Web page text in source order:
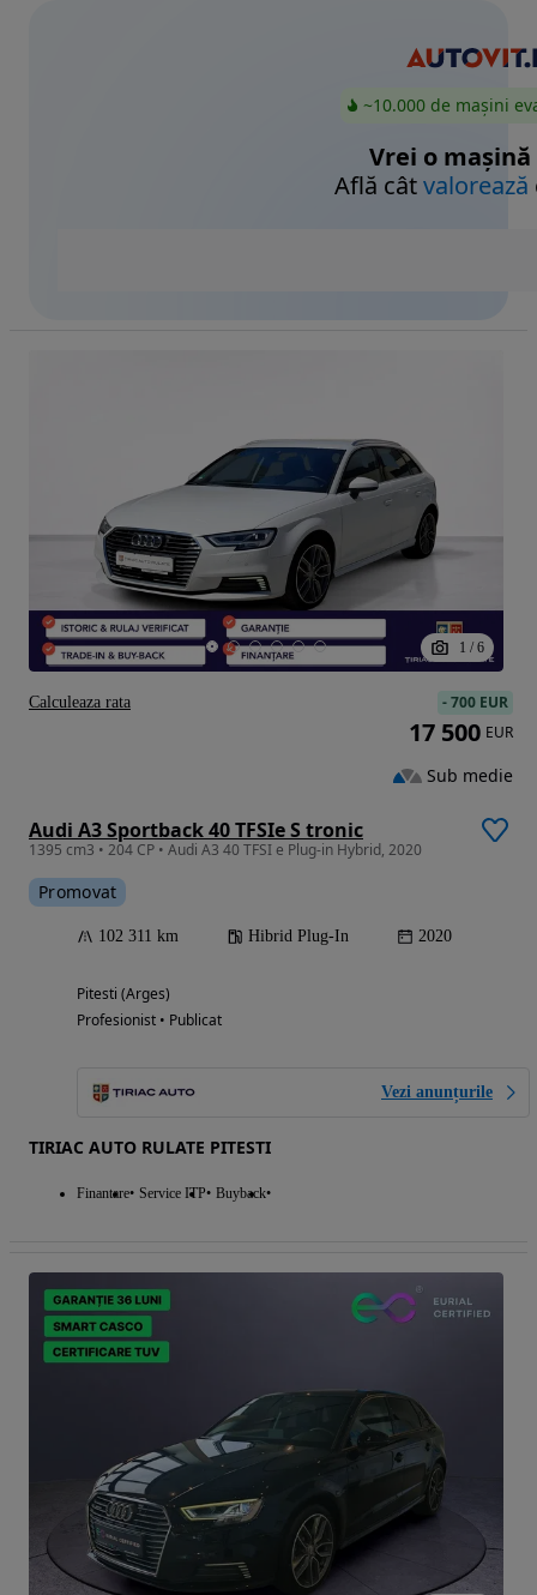
~10.000 de mașini
Vrei o mașină
Află câtvalorează
1 / 6
Audi A3 Sportback 40 TFSIe S tronic
1395 cm3 • 204 CP • Audi A3 40 TFSI e Plug-in Hybrid, 2020
Promovat
102 311 km Hibrid Plug-In 2020
Pitesti (Arges)
Profesionist • Publicat
Vezi anunțurile
TIRIAC AUTO RULATE PITESTI
Finantare Service ITP Buyback
-700 EUR
17 500 EUR
Sub medie
Calculeaza rata